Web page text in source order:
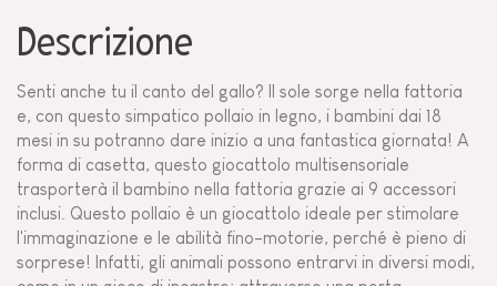
Descrizione
Senti anche tu il canto del gallo? Il sole sorge nella fattoria
e, con questo simpatico pollaio in legno, i bambini dai 18
mesi in su potranno dare inizio a una fantastica giornata! A
forma di casetta, questo giocattolo multisensoriale
trasporterà il bambino nella fattoria grazie ai 9 accessori
inclusi. Questo pollaio è un giocattolo ideale per stimolare
l'immaginazione e le abilità fino-motorie, perché è pieno di
sorprese! Infatti, gli animali possono entrarvi in diversi modi,